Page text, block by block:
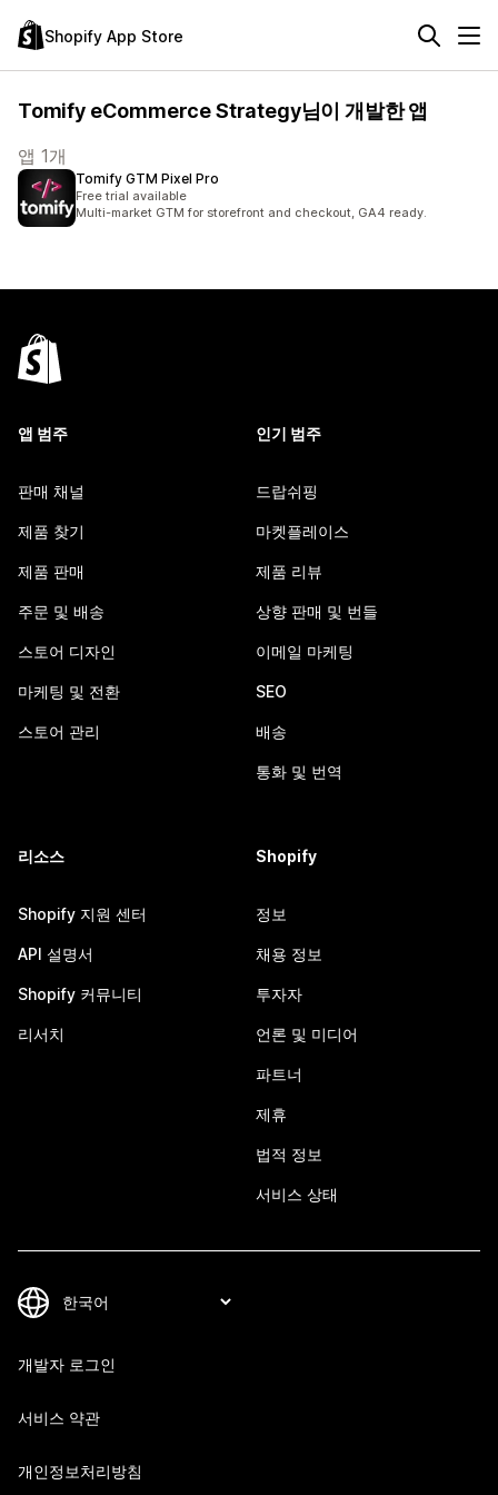
Shopify App Store
Tomify eCommerce Strategy님이 개발한 앱
앱 1개
Tomify GTM Pixel Pro
Free trial available
Multi-market GTM for storefront and checkout, GA4 ready.
앱 범주
판매 채널
제품 찾기
제품 판매
주문 및 배송
스토어 디자인
마케팅 및 전환
스토어 관리
인기 범주
드랍쉬핑
마켓플레이스
제품 리뷰
상향 판매 및 번들
이메일 마케팅
SEO
배송
통화 및 번역
리소스
Shopify 지원 센터
API 설명서
Shopify 커뮤니티
리서치
Shopify
정보
채용 정보
투자자
언론 및 미디어
파트너
제휴
법적 정보
서비스 상태
개발자 로그인
서비스 약관
개인정보처리방침